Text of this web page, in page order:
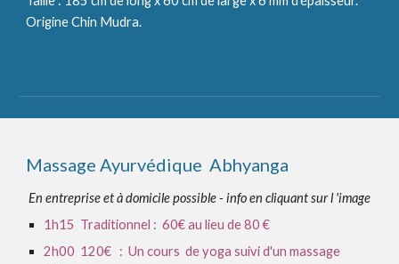
Origine Chin Mudra.
Massage Ayurvédique Abhyanga
En entreprise et à domicile possible - info en cliquant sur l 'image
1h15 Traditionnel : 60€ au lieu de 80 €
2h00 120€ : Un cours de yoga suivi d'un massage